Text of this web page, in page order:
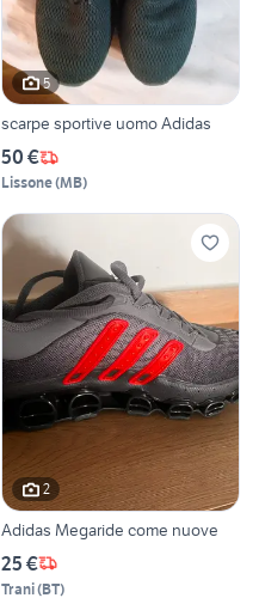
5
scarpe sportive uomo Adidas
50 €
Lissone(MB)
2
Adidas Megaride come nuove
25 €
Trani(BT)